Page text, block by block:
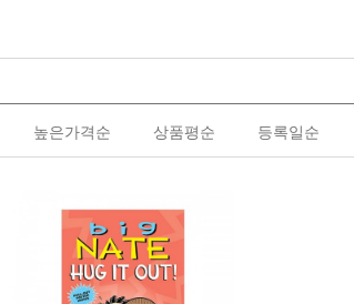
높은가격순 상품평순 등록일순